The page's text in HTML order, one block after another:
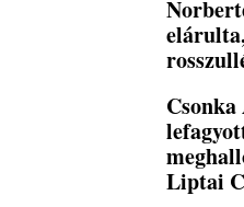
Liptai